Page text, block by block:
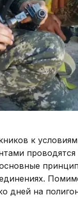
к
дней на